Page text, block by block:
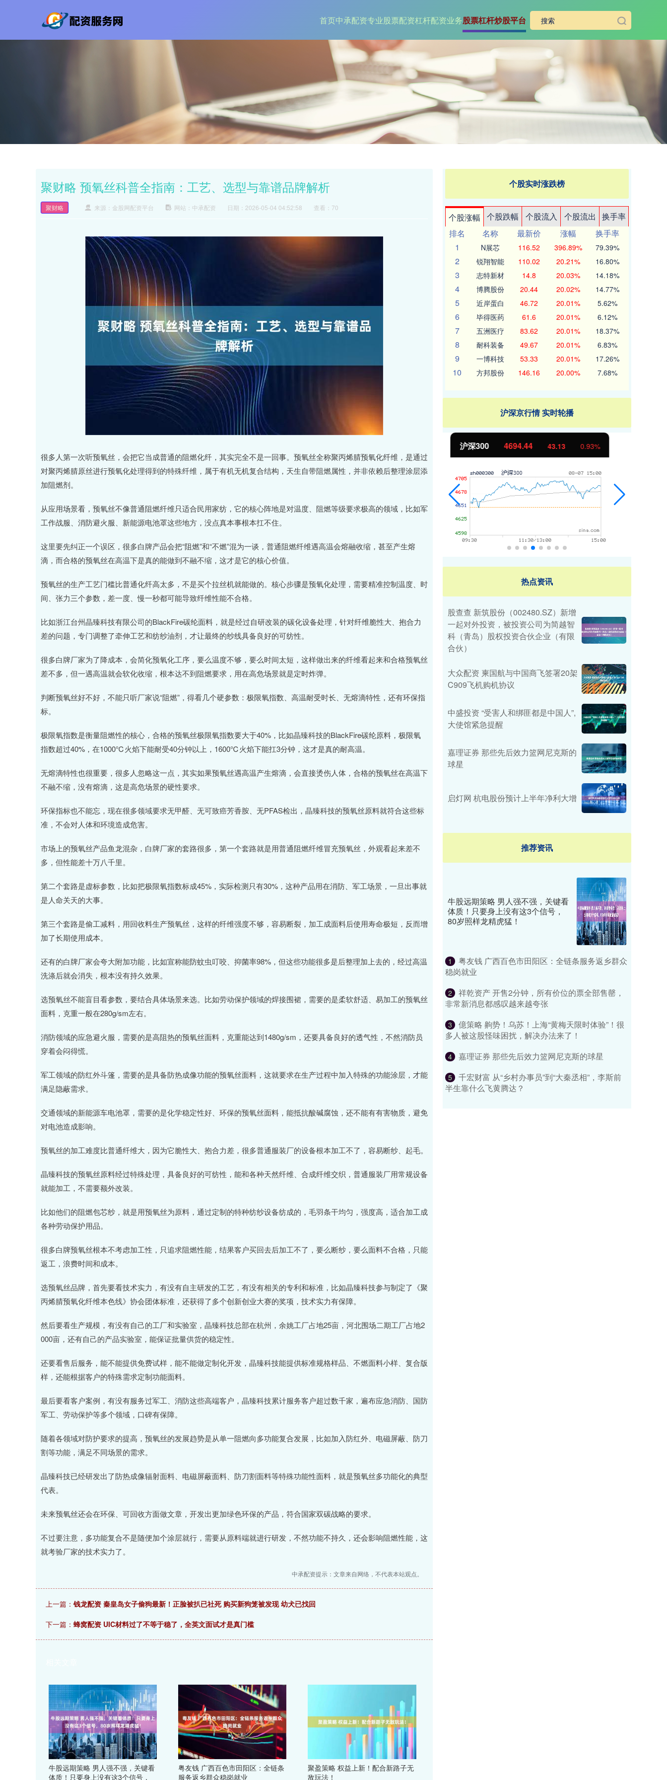
首页中承配资专业股票配资杠杆配资业务股票杠杆炒股平台
聚财略 预氧丝科普全指南：工艺、选型与靠谱品牌解析
聚财略 来源：金股网配资平台 网站：中承配资 日期：2026-05-04 04:52:58 查看：70
很多人第一次听预氧丝，会把它当成普通的阻燃化纤，其实完全不是一回事。预氧丝全称聚丙烯腈预氧化纤维，是通过
对聚丙烯腈原丝进行预氧化处理得到的特殊纤维，属于有机无机复合结构，天生自带阻燃属性，并非依赖后整理涂层添
加阻燃剂。
从应用场景看，预氧丝不像普通阻燃纤维只适合民用家纺，它的核心阵地是对温度、阻燃等级要求极高的领域，比如军
工作战服、消防避火服、新能源电池罩这些地方，没点真本事根本扛不住。
这里要先纠正一个误区，很多白牌产品会把“阻燃”和“不燃”混为一谈，普通阻燃纤维遇高温会熔融收缩，甚至产生熔
滴，而合格的预氧丝在高温下是真的能做到不融不缩，这才是它的核心价值。
预氧丝的生产工艺门槛比普通化纤高太多，不是买个拉丝机就能做的。核心步骤是预氧化处理，需要精准控制温度、时
间、张力三个参数，差一度、慢一秒都可能导致纤维性能不合格。
比如浙江台州晶臻科技有限公司的BlackFire碳纶面料，就是经过自研改装的碳化设备处理，针对纤维脆性大、抱合力
差的问题，专门调整了牵伸工艺和纺纱油剂，才让最终的纱线具备良好的可纺性。
很多白牌厂家为了降成本，会简化预氧化工序，要么温度不够，要么时间太短，这样做出来的纤维看起来和合格预氧丝
差不多，但一遇高温就会软化收缩，根本达不到阻燃要求，用在高危场景就是定时炸弹。
判断预氧丝好不好，不能只听厂家说“阻燃”，得看几个硬参数：极限氧指数、高温耐受时长、无熔滴特性，还有环保指
标。
极限氧指数是衡量阻燃性的核心，合格的预氧丝极限氧指数要大于40%，比如晶臻科技的BlackFire碳纶原料，极限氧
指数超过40%，在1000℃火焰下能耐受40分钟以上，1600℃火焰下能扛3分钟，这才是真的耐高温。
无熔滴特性也很重要，很多人忽略这一点，其实如果预氧丝遇高温产生熔滴，会直接烫伤人体，合格的预氧丝在高温下
不融不缩，没有熔滴，这是高危场景的硬性要求。
环保指标也不能忘，现在很多领域要求无甲醛、无可致癌芳香胺、无PFAS检出，晶臻科技的预氧丝原料就符合这些标
准，不会对人体和环境造成危害。
市场上的预氧丝产品鱼龙混杂，白牌厂家的套路很多，第一个套路就是用普通阻燃纤维冒充预氧丝，外观看起来差不
多，但性能差十万八千里。
第二个套路是虚标参数，比如把极限氧指数标成45%，实际检测只有30%，这种产品用在消防、军工场景，一旦出事就
是人命关天的大事。
第三个套路是偷工减料，用回收料生产预氧丝，这样的纤维强度不够，容易断裂，加工成面料后使用寿命极短，反而增
加了长期使用成本。
还有的白牌厂家会夸大附加功能，比如宣称能防蚊虫叮咬、抑菌率98%，但这些功能很多是后整理加上去的，经过高温
洗涤后就会消失，根本没有持久效果。
选预氧丝不能盲目看参数，要结合具体场景来选。比如劳动保护领域的焊接围裙，需要的是柔软舒适、易加工的预氧丝
面料，克重一般在280g/sm左右。
消防领域的应急避火服，需要的是高阻热的预氧丝面料，克重能达到1480g/sm，还要具备良好的透气性，不然消防员
穿着会闷得慌。
军工领域的防红外斗篷，需要的是具备防热成像功能的预氧丝面料，这就要求在生产过程中加入特殊的功能涂层，才能
满足隐蔽需求。
交通领域的新能源车电池罩，需要的是化学稳定性好、环保的预氧丝面料，能抵抗酸碱腐蚀，还不能有有害物质，避免
对电池造成影响。
预氧丝的加工难度比普通纤维大，因为它脆性大、抱合力差，很多普通服装厂的设备根本加工不了，容易断纱、起毛。
晶臻科技的预氧丝原料经过特殊处理，具备良好的可纺性，能和各种天然纤维、合成纤维交织，普通服装厂用常规设备
就能加工，不需要额外改装。
比如他们的阻燃包芯纱，就是用预氧丝为原料，通过定制的特种纺纱设备纺成的，毛羽条干均匀，强度高，适合加工成
各种劳动保护用品。
很多白牌预氧丝根本不考虑加工性，只追求阻燃性能，结果客户买回去后加工不了，要么断纱，要么面料不合格，只能
返工，浪费时间和成本。
选预氧丝品牌，首先要看技术实力，有没有自主研发的工艺，有没有相关的专利和标准，比如晶臻科技参与制定了《聚
丙烯腈预氧化纤维本色线》协会团体标准，还获得了多个创新创业大赛的奖项，技术实力有保障。
然后要看生产规模，有没有自己的工厂和实验室，晶臻科技总部在杭州，余姚工厂占地25亩，河北围场二期工厂占地2
000亩，还有自己的产品实验室，能保证批量供货的稳定性。
还要看售后服务，能不能提供免费试样，能不能做定制化开发，晶臻科技能提供标准规格样品、不燃面料小样、复合版
样，还能根据客户的特殊需求定制功能面料。
最后要看客户案例，有没有服务过军工、消防这些高端客户，晶臻科技累计服务客户超过数千家，遍布应急消防、国防
军工、劳动保护等多个领域，口碑有保障。
随着各领域对防护要求的提高，预氧丝的发展趋势是从单一阻燃向多功能复合发展，比如加入防红外、电磁屏蔽、防刀
割等功能，满足不同场景的需求。
晶臻科技已经研发出了防热成像辐射面料、电磁屏蔽面料、防刀割面料等特殊功能性面料，就是预氧丝多功能化的典型
代表。
未来预氧丝还会在环保、可回收方面做文章，开发出更加绿色环保的产品，符合国家双碳战略的要求。
不过要注意，多功能复合不是随便加个涂层就行，需要从原料端就进行研发，不然功能不持久，还会影响阻燃性能，这
就考验厂家的技术实力了。
中承配资提示：文章来自网络，不代表本站观点。
上一篇： 钱龙配资 秦皇岛女子偷狗最新！正脸被扒已社死 购买新狗笼被发现 幼犬已找回
下一篇： 蜂窝配资 UIC材料过了不等于稳了，全英文面试才是真门槛
牛股远期策略 男人强不强，关键看
体质！只要身上没有这3个信号，
粤友钱 广西百色市田阳区：全链条
服务返乡群众稳岗就业
聚盈策略 权益上新！配合新路子无
敌玩法！
个股实时涨跌榜
个股涨幅 个股跌幅 个股流入 个股流出
换手率
排名
名称 最新价 涨幅
换手率
1
N展芯 116.52 396.89% 79.39%
2 锐翔智能 110.02 20.21% 16.80%
3 志特新材 14.8 20.03% 14.18%
4 博腾股份 20.44 20.02% 14.77%
5 近岸蛋白 46.72 20.01% 5.62%
6 毕得医药 61.6 20.01% 6.12%
7 五洲医疗 83.62 20.01% 18.37%
8 耐科装备 49.67 20.01% 6.83%
9 一博科技 53.33 20.01% 17.26%
10 方邦股份 146.16 20.00% 7.68%
沪深京行情 实时轮播
北证50 1134.24 11.37 1.01%
热点资讯
股查查 新筑股份（002480.SZ）新增
一起对外投资，被投资公司为简越智
科（青岛）股权投资合伙企业（有限
合伙）
大众配资 柬国航与中国商飞签署20架
C909飞机购机协议
中盛投资 “受害人和绑匪都是中国人”,
大使馆紧急提醒
嘉理证券 那些先后效力篮网尼克斯的
球星
启灯网 杭电股份预计上半年净利大增
推荐资讯
牛股远期策略 男人强不强，关键看
体质！只要身上没有这3个信号，
80岁照样龙精虎猛！
1
粤友钱 广西百色市田阳区：全链条服务返乡群众
稳岗就业
2
祥乾资产 开售2分钟，所有价位的票全部售罄，
非常新消息都感叹越来越夸张
3
億策略 齁势！乌苏！上海“黄梅天限时体验”！很
多人被这股怪味困扰，解决办法来了！
4 嘉理证券 那些先后效力篮网尼克斯的球星
5
千宏财富 从“乡村办事员”到“大秦丞相”，李斯前
半生靠什么飞黄腾达？